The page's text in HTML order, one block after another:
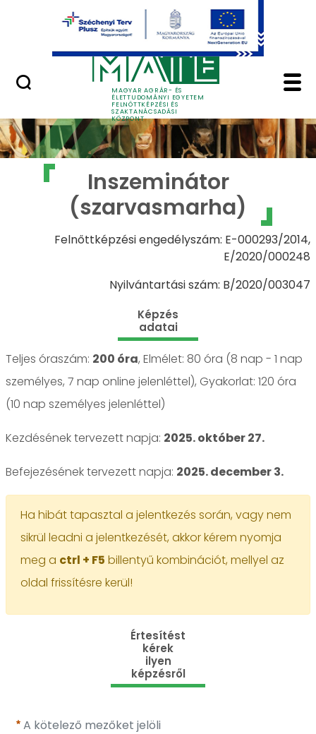
Ugrás a fő tartalomhoz
MAGYAR AGRÁR- ÉS
ÉLETTUDOMÁNYI EGYETEM
FELNŐTTKÉPZÉSI ÉS
SZAKTANÁCSADÁSI
KÖZPONT
Inszeminátor
Inszeminátor
(szarvasmarha)
Felnőttképzési engedélyszám: E-000293/2014,
E/2020/000248
Nyilvántartási szám: B/2020/003047
Képzés
adatai
Teljes óraszám: 200 óra, Elmélet: 80 óra (8 nap - 1 nap
személyes, 7 nap online jelenléttel), Gyakorlat: 120 óra
(10 nap személyes jelenléttel)
Kezdésének tervezett napja: 2025. október 27.
Befejezésének tervezett napja: 2025. december 3.
Ha hibát tapasztal a jelentkezés során, vagy nem
sikrül leadni a jelentkezését, akkor kérem nyomja
meg a ctrl + F5 billentyű kombinációt, mellyel az
oldal frissítésre kerül!
Értesítést
kérek
ilyen
képzésről
A kötelező mezőket jelöli